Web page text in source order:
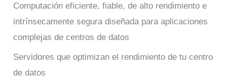
Computación eficiente, fiable, de alto rendimiento e
intrínsecamente segura diseñada para aplicaciones
complejas de centros de datos
Servidores que optimizan el rendimiento de tu centro
de datos